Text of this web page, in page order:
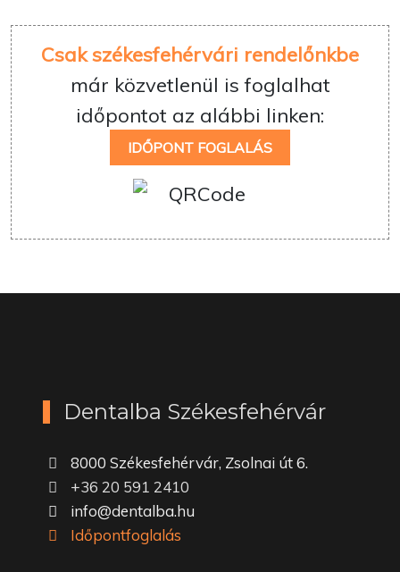
Csak székesfehérvári rendelőnkbe
már közvetlenül is foglalhat
időpontot az alábbi linken:
IDŐPONT FOGLALÁS
Dentalba Székesfehérvár
8000 Székesfehérvár, Zsolnai út 6.
+36 20 591 2410
info@dentalba.hu
Időpontfoglalás